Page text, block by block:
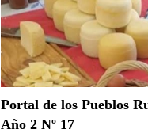
Portal de los Pueblos
Año 2 Nº 17